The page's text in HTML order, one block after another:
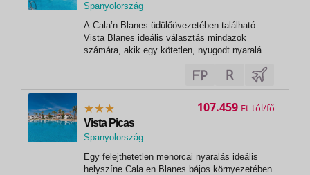
Spanyolország
A Cala’n Blanes üdülőövezetében található
Vista Blanes ideális választás mindazok
számára, akik egy kötetlen, nyugodt nyaralásra
zöld kerttel körülvett apartmanhotel kellemes,
családias hangulatot kínál, miközben a
Vista Picas
Spanyolország
Egy felejthetetlen menorcai nyaralás ideális
helyszíne Cala en Blanes bájos környezetében.
107.459 Ft